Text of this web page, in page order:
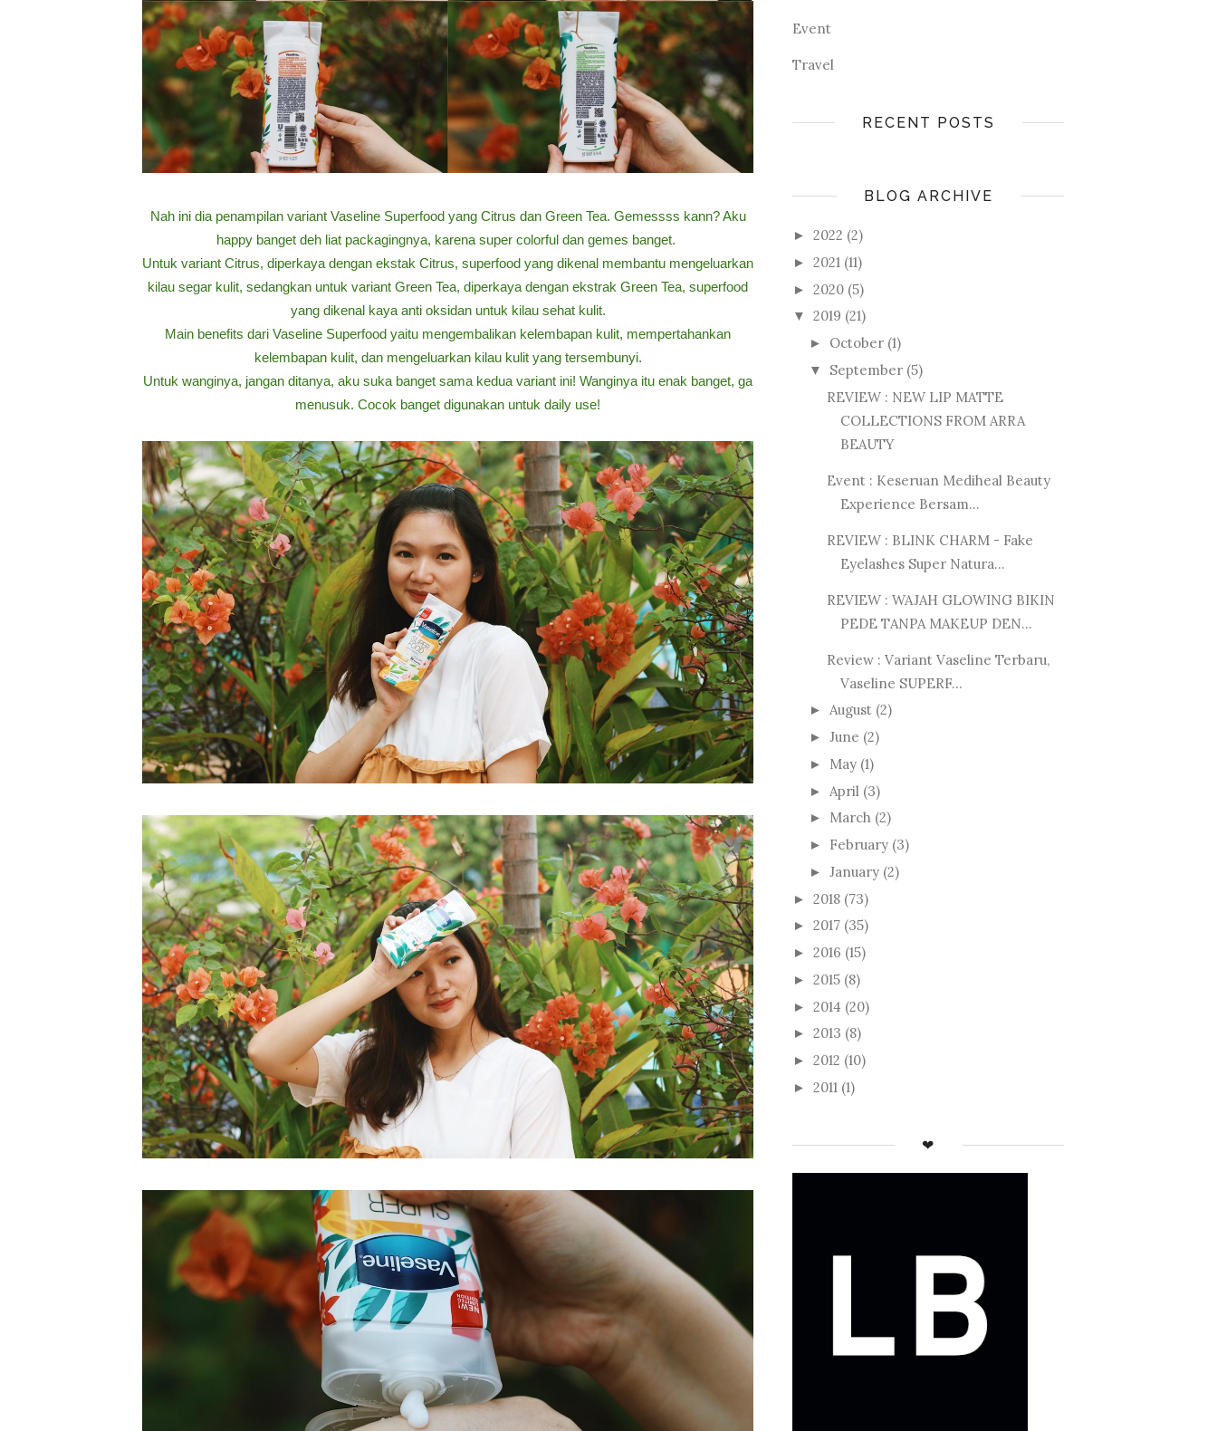
Nah ini dia penampilan variant Vaseline Superfood yang Citrus dan Green Tea. Gemessss kann? Aku
happy banget deh liat packagingnya, karena super colorful dan gemes banget.
Untuk variant Citrus, diperkaya dengan ekstak Citrus, superfood yang dikenal membantu mengeluarkan
kilau segar kulit, sedangkan untuk variant Green Tea, diperkaya dengan ekstrak Green Tea, superfood
yang dikenal kaya anti oksidan untuk kilau sehat kulit.
Main benefits dari Vaseline Superfood yaitu mengembalikan kelembapan kulit, mempertahankan
kelembapan kulit, dan mengeluarkan kilau kulit yang tersembunyi.
Untuk wanginya, jangan ditanya, aku suka banget sama kedua variant ini! Wanginya itu enak banget, ga
menusuk. Cocok banget digunakan untuk daily use!
Event
Travel
RECENT POSTS
BLOG ARCHIVE
► 2022 (2)
► 2021 (11)
► 2020 (5)
▼ 2019 (21)
► October (1)
▼ September (5)
REVIEW : NEW LIP MATTE
COLLECTIONS FROM ARRA
BEAUTY
Event : Keseruan Mediheal Beauty
Experience Bersam...
REVIEW : BLINK CHARM - Fake
Eyelashes Super Natura...
REVIEW : WAJAH GLOWING BIKIN
PEDE TANPA MAKEUP DEN...
Review : Variant Vaseline Terbaru,
Vaseline SUPERF...
► August (2)
► June (2)
► May (1)
► April (3)
► March (2)
► February (3)
► January (2)
► 2018 (73)
► 2017 (35)
► 2016 (15)
► 2015 (8)
► 2014 (20)
► 2013 (8)
► 2012 (10)
► 2011 (1)
❤